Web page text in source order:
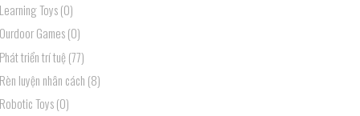
Learning Toys(0)
Ourdoor Games(0)
Phát triển trí tuệ(77)
Rèn luyện nhân cách (8)
Robotic Toys(0)